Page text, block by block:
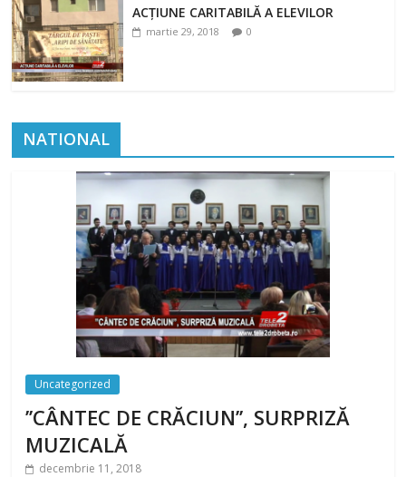
ACȚIUNE CARITABILĂ A ELEVILOR
martie 29, 2018 0
NATIONAL
Uncategorized
’’CÂNTEC DE CRĂCIUN’’, SURPRIZĂ
MUZICALĂ
decembrie 11, 2018